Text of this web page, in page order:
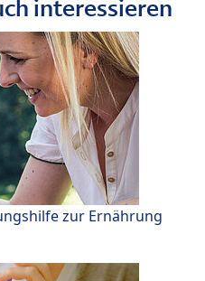
interessieren
zur Ernährung